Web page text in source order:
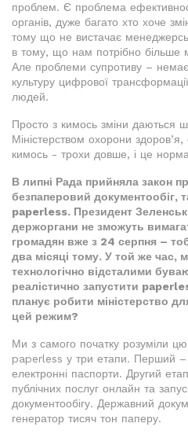
проблем. Є проблема
органів, дуже багато хто хоче
тому що не вистачає
в тому, що нам потрібно більше
Але проблеми супротиву –
культуру цифрової
людей.
Просто з кимось зміни даються
Міністерством охорони здоров’я,
кимось - трохи довше, і це
В липні Рада прийняла закон
безпаперовий документообіг,
paperless. Президент
держоргани не зможуть
громадян вже з 24 серпня –
два місяці тому. У той же час,
технологічно відсталими
реалістично запустити
планує робити міністерство
цей режим?
Ми з самого початку розуміли цю
paperless у три етапи. Перший –
електронні паспорти. Другий
публічних послуг онлайн та
документообігу. Державний
генератор тисяч тон паперу.